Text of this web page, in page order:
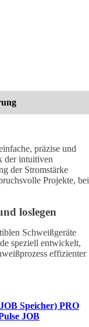
präzise und
der intuitiven
der Stromstärke
Projekte, bei
loslegen
Schweißgeräte
speziell entwickelt,
effizienter
Speicher) PRO
JOB